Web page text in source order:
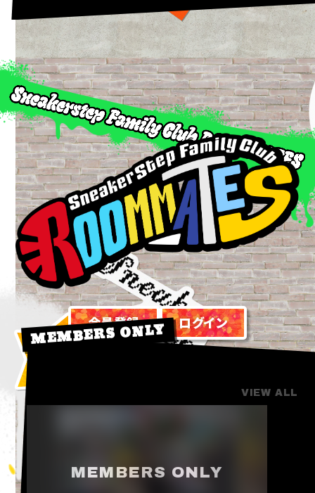
会員登録 ログイン
MEMBERS ONLY
VIEW ALL